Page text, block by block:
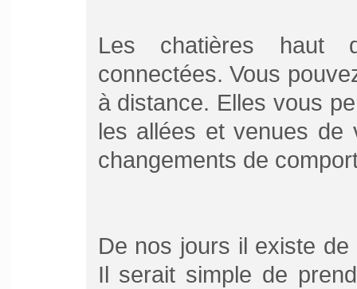
Les chatières haut
connectées. Vous
à distance. Elles vous
les allées et venues de
changements de
De nos jours il existe
Il serait simple de